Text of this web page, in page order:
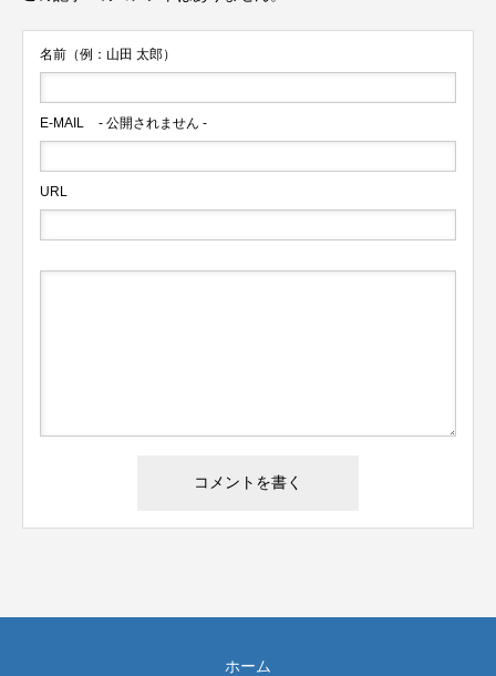
名前（例：山田 太郎）
E-MAIL - 公開されません -
URL
ホーム